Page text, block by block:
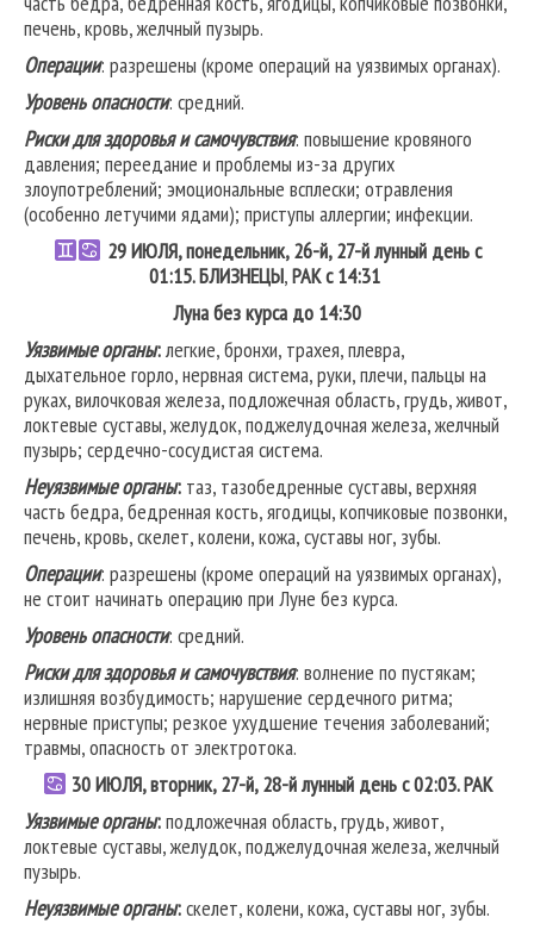
печень, кровь, желчный пузырь.
Операции: разрешены (кроме операций на уязвимых органах).
Уровень опасности: средний.
Риски для здоровья и самочувствия: повышение кровяного
давления; переедание и проблемы из-за других
злоупотреблений; эмоциональные всплески; отравления
(особенно летучими ядами); приступы аллергии; инфекции.
29ИЮЛЯ, понедельник, 26-й, 27-й лунный день с
01:15.БЛИЗНЕЦЫ,РАКс 14:31
Луна без курса до 14:30
Уязвимые органы:легкие, бронхи, трахея, плевра,
дыхательное горло, нервная система, руки, плечи, пальцы на
руках, вилочковая железа, подложечная область, грудь, живот,
локтевые суставы, желудок, поджелудочная железа, желчный
пузырь; сердечно-сосудистая система.
Неуязвимые органы: таз, тазобедренные суставы, верхняя
часть бедра, бедренная кость, ягодицы, копчиковые позвонки,
печень, кровь, скелет, колени, кожа, суставы ног, зубы.
Операции: разрешены (кроме операций на уязвимых органах),
не стоит начинать операцию при Луне без курса.
Уровень опасности: средний.
Риски для здоровья и самочувствия: волнение по пустякам;
излишняя возбудимость; нарушение сердечного ритма;
нервные приступы; резкое ухудшение течения заболеваний;
травмы, опасность от электротока.
30ИЮЛЯ, вторник, 27-й, 28-й лунный день с 02:03.РАК
Уязвимые органы:подложечная область, грудь, живот,
локтевые суставы, желудок, поджелудочная железа, желчный
пузырь.
Неуязвимые органы:скелет, колени, кожа, суставы ног, зубы.